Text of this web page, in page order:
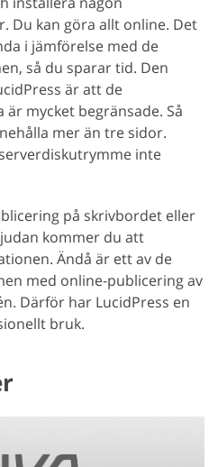
Du kan göra allt online. Det
i jämförelse med de
så du sparar tid. Den
är att de
mycket begränsade. Så
mer än tre sidor.
inte
på skrivbordet eller
kommer du att
Ändå är ett av de
med online-publicering av
Därför har LucidPress en
bruk.